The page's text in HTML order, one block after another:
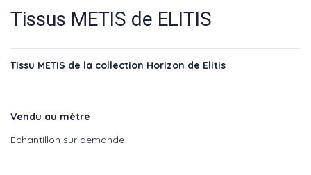
Tissus METIS de ELITIS
Tissu METIS de la collection Horizon de Elitis
Vendu au mètre
Echantillon sur demande